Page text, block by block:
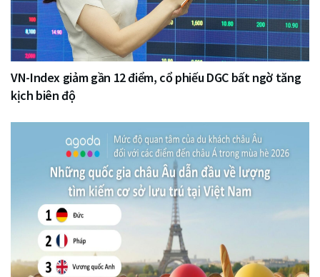
VN-Index giảm gần 12 điểm, cổ phiếu DGC bất ngờ tăng
kịch biên độ